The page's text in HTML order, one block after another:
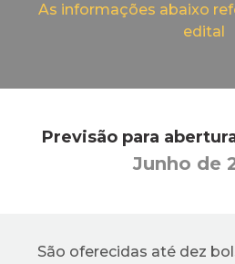
As informações abaixo
edital
Previsão para
Junho de
São oferecidas até dez